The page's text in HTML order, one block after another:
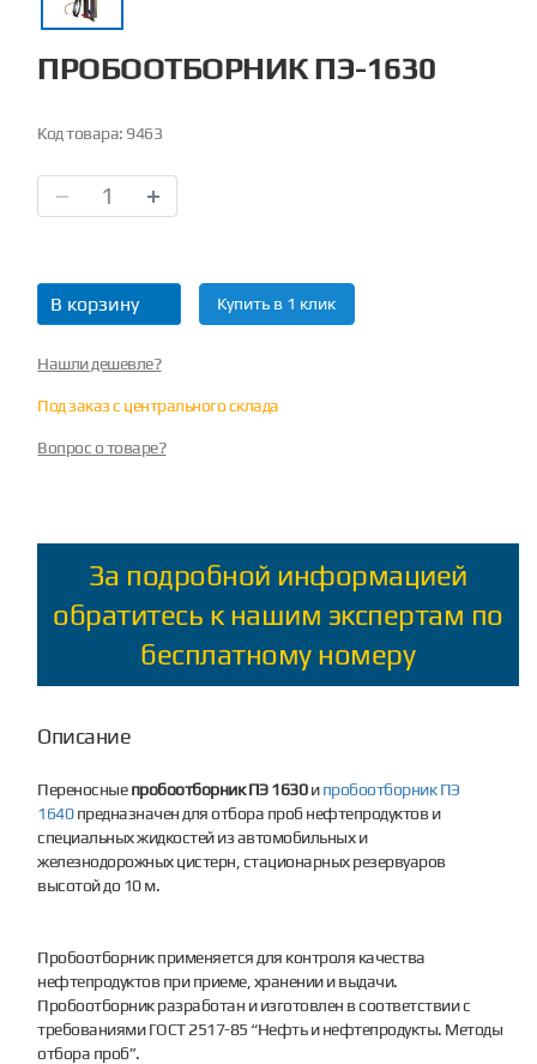
ПРОБООТБОРНИК ПЭ-1630
Код товара: 9463
В корзину Купить в 1 клик
Нашли дешевле?
Под заказ с центрального склада
Вопрос о товаре?
За подробной информацией
обратитесь к нашим экспертам по
бесплатному номеру
Описание
Переносныепробоотборник ПЭ 1630ипробоотборник ПЭ
1640предназначен для отбора проб нефтепродуктов и
специальных жидкостей из автомобильных и
железнодорожных цистерн, стационарных резервуаров
высотой до 10 м.
Пробоотборник применяется для контроля качества
нефтепродуктов при приеме, хранении и выдачи.
Пробоотборник разработан и изготовлен в соответствии с
требованиями ГОСТ 2517-85 “Нефть и нефтепродукты. Методы
отбора проб”.